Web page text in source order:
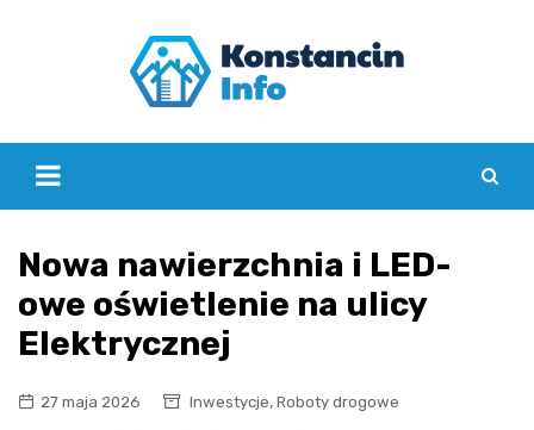
Nowa nawierzchnia i LED-
owe oświetlenie na ulicy
Elektrycznej
27 maja 2026 Inwestycje, Roboty drogowe